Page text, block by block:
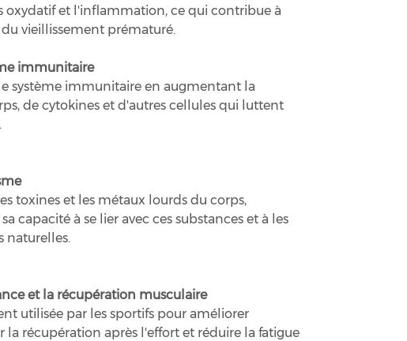
oxydatif et l'inflammation, ce qui contribue à
vieillissement prématuré.
immunitaire
système immunitaire en augmentant la
de cytokines et d'autres cellules qui luttent
toxines et les métaux lourds du corps,
capacité à se lier avec ces substances et à les
naturelles.
et la récupération musculaire
utilisée par les sportifs pour améliorer
la récupération après l'effort et réduire la fatigue